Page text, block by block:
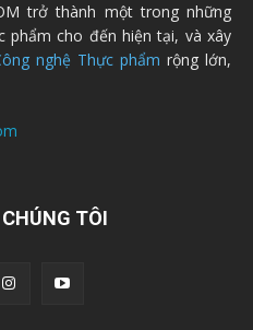
trở thành một trong những
phẩm cho đến hiện tại, và xây
nghệ Thực phẩm rộng lớn,
TÔI